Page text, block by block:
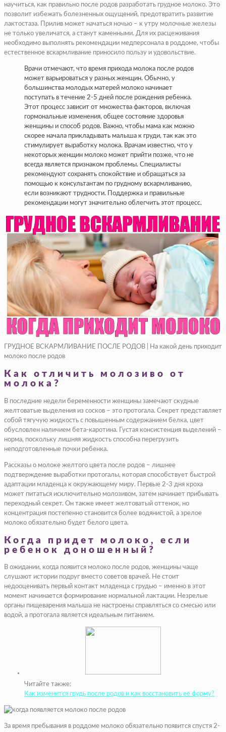
научиться, как правильно после родов разработать грудное молоко. Это
позволит избежать болезненных ощущений, предотвратить развитие
лактостаза. Прилив может начаться ночью – к утру молочные железы
не только увеличатся, а станут каменными. Для их расцеживания
необходимо выполнять рекомендации медперсонала в роддоме, чтобы
естественное вскармливание приносило пользу и удовольствие.
Врачи отмечают, что время прихода молока после родов
может варьироваться у разных женщин. Обычно, у
большинства молодых матерей молоко начинает
поступать в течение 2-5 дней после рождения ребенка.
Этот процесс зависит от множества факторов, включая
гормональные изменения, общее состояние здоровья
женщины и способ родов. Важно, чтобы мама как можно
скорее начала прикладывать малыша к груди, так как это
стимулирует выработку молока. Врачам известно, что у
некоторых женщин молоко может прийти позже, что не
всегда является признаком проблемы. Специалисты
рекомендуют сохранять спокойствие и обращаться за
помощью к консультантам по грудному вскармливанию,
если возникают трудности. Поддержка и правильные
рекомендации могут значительно облегчить этот процесс.
ГРУДНОЕ ВСКАРМЛИВАНИЕ ПОСЛЕ РОДОВ | На какой день приходит
молоко после родов
Как отличить молозиво от
молока?
В последние недели беременности женщины замечают скудные
желтоватые выделения из сосков – это протогала. Секрет представляет
собой тягучую жидкость с повышенным содержанием белка, цвет
обусловлен наличием бета-каротина. Густая консистенция выделений –
норма, поскольку лишняя жидкость способна перегрузить
неподготовленные почки ребенка.
Рассказы о молоке желтого цвета после родов – лишнее
подтверждение выработки протогалы, которая способствует быстрой
адаптации младенца к окружающему миру. Первые 2-3 дня кроха
может питаться исключительно молозивом, затем начинает прибывать
переходный секрет. Он также имеет желтоватый оттенок, но
концентрация постепенно становится более водянистой, а зрелое
молоко обязательно будет белого цвета.
Когда придет молоко, если
ребенок доношенный?
В ожидании, когда появится молоко после родов, женщины чаще
слушают истории подруг вместо советов врачей. Не стоит
недооценивать первый контакт младенца с грудью – именно в этот
момент начинается формирование нормальной лактации. Незрелые
органы пищеварения малыша не настроены справляться со смесью или
водой, а протогала является идеальным питанием.
Читайте также:
Как изменится грудь после родов и как восстановить ее форму?
За время пребывания в роддоме молоко обязательно появится спустя 2-